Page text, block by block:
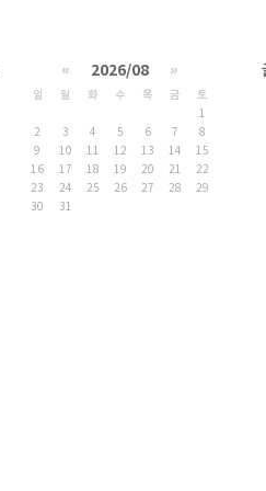
« 2026/08 »
일 월 화 수 목 금
토
1
2
3 4 5 6 7
8
9
10 11 12 13 14
15
16
17 18 19 20 21
22
23
24 25 26 27 28
29
30
31